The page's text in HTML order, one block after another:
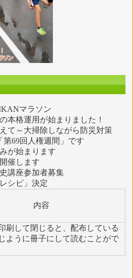
マラソン
本格運用が始まりました！
て～大掃除しながら防災対策
第69回人権週間」です
が始まります
催します
講座参加者募集
シピ」決定
内容
刷して閉じると、配布している
ように冊子にして読むことがで